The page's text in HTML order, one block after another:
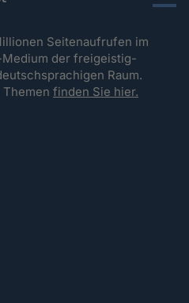
Seitenaufrufen im
der freigeistig-
Raum.
Themenfinden Sie hier.